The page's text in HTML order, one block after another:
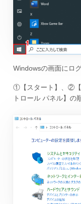
Windowsの画面にロ
①【スタート】、②
トロール パネル】の